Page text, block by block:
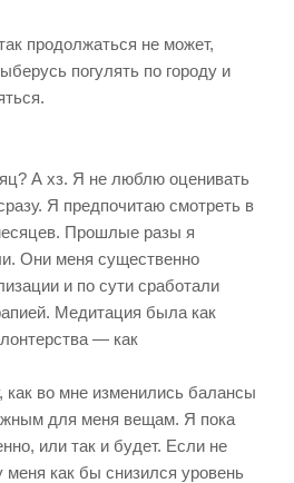
продолжаться не может,
погулять по городу и
А хз. Я не люблю оценивать
Я предпочитаю смотреть в
Прошлые разы я
Они меня существенно
и по сути сработали
Медитация была как
— как
как во мне изменились балансы
для меня вещам. Я пока
или так и будет. Если не
меня как бы снизился уровень